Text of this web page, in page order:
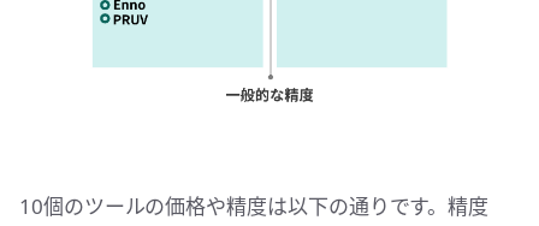
10個のツールの価格や精度は以下の通りです。精度